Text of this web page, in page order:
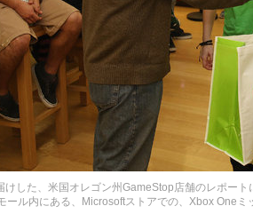
けした、米国オレゴン州GameStop店舗のレポー
ール内にある、Microsoftストアでの、Xbox One